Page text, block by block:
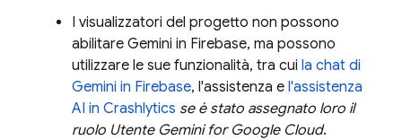
I visualizzatori del progetto non possono
abilitare Gemini in Firebase, ma possono
utilizzare le sue funzionalità, tra cui la chat di
Gemini in Firebase, l'assistenza e l'assistenza
AI in Crashlytics se è stato assegnato loro il
ruolo Utente Gemini for Google Cloud.